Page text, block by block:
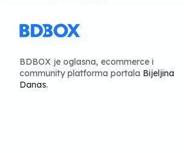
BDBOX je oglasna, ecommerce i
community platforma portala Bijeljina
Danas.